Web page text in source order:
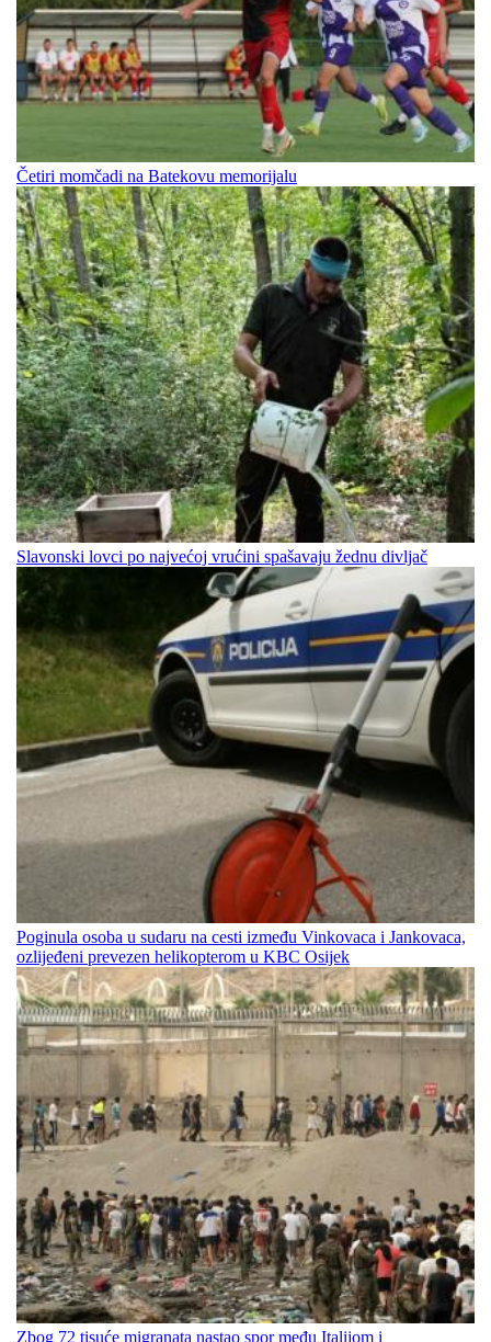
Četiri momčadi na Batekovu memorijalu
Slavonski lovci po najvećoj vrućini spašavaju žednu divljač
Poginula osoba u sudaru na cesti između Vinkovaca i Jankovaca,
ozlijeđeni prevezen helikopterom u KBC Osijek
Zbog 72 tisuće migranata nastao spor među Italijom i